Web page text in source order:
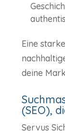
Eine
deine
(SEO),
Servus